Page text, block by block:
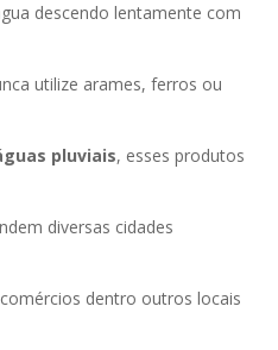
descendo lentamente com
utilize arames, ferros ou
pluviais, esses produtos
diversas cidades
dentro outros locais